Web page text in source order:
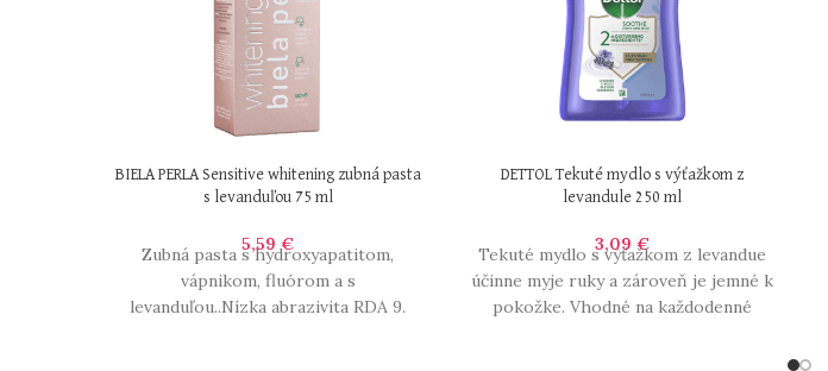
BIELA PERLA Sensitive whitening zubná pasta
s levanduľou 75 ml
5,59€
Zubná pasta s hydroxyapatitom,
vápnikom, fluórom a s
levanduľou..Nízka abrazivita RDA 9.
DETTOL Tekuté mydlo s výťažkom z
levandule 250 ml
3,09 €
Tekuté mydlo s výťažkom z levandue
účinne myje ruky a zároveň je jemné k
pokožke. Vhodné na každodenné